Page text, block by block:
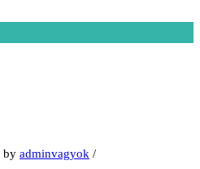
by adminvagyok /